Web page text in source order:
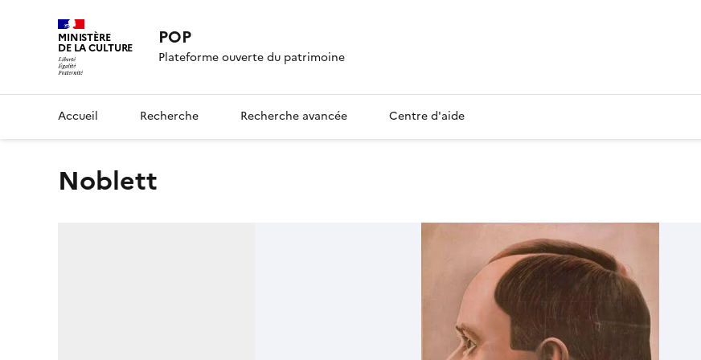
MINISTÈRE
DE LA CULTURE POP
Plateforme ouverte du patrimoine
Accueil Recherche Recherche avancée Centre d'aide
Noblett